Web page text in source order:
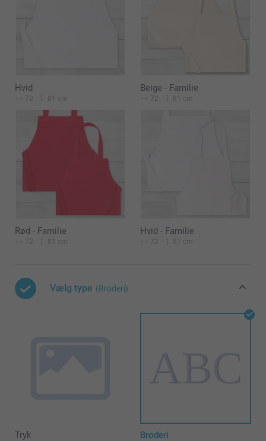
Hvid
72 81 cm
Beige - Familie
72 81 cm
Rød - Familie
72 81 cm
Hvid - Familie
72 81 cm
Vælg type (Broderi)
Tryk Broderi